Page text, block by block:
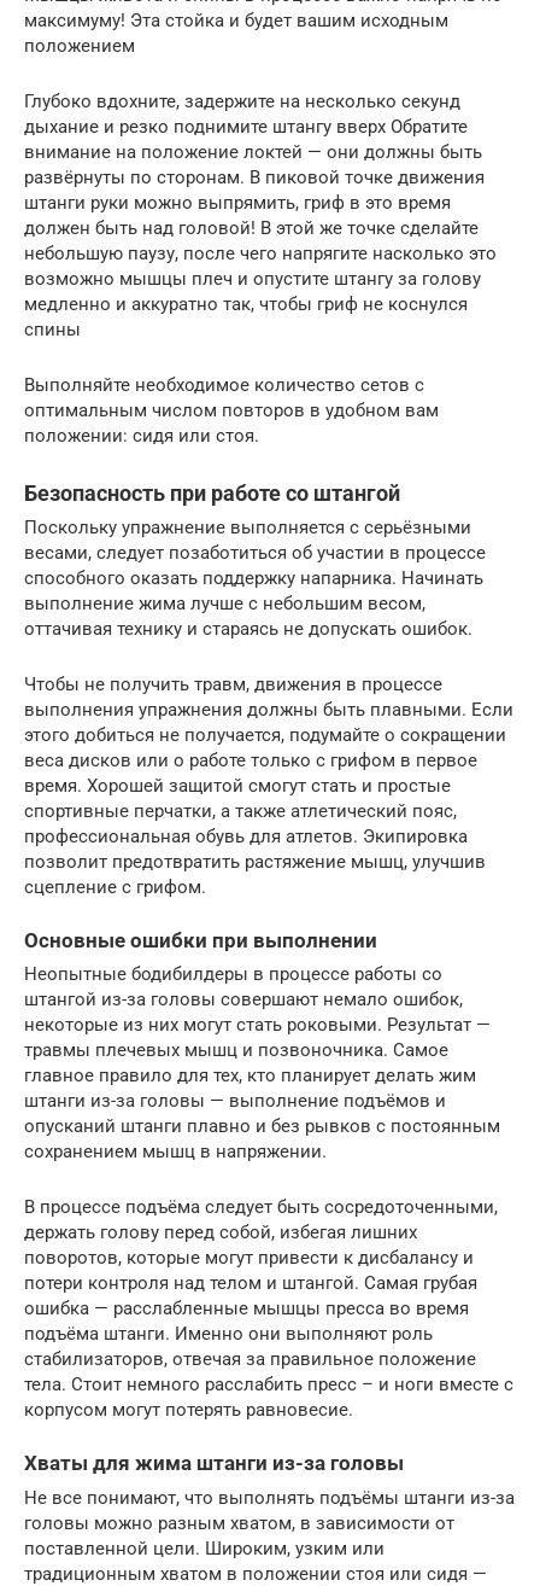
максимуму! Эта стойка и будет вашим исходным
положением
Глубоко вдохните, задержите на несколько секунд
дыхание и резко поднимите штангу вверх Обратите
внимание на положение локтей — они должны быть
развёрнуты по сторонам. В пиковой точке движения
штанги руки можно выпрямить, гриф в это время
должен быть над головой! В этой же точке сделайте
небольшую паузу, после чего напрягите насколько это
возможно мышцы плеч и опустите штангу за голову
медленно и аккуратно так, чтобы гриф не коснулся
спины
Выполняйте необходимое количество сетов с
оптимальным числом повторов в удобном вам
положении: сидя или стоя.
Безопасность при работе со штангой
Поскольку упражнение выполняется с серьёзными
весами, следует позаботиться об участии в процессе
способного оказать поддержку напарника. Начинать
выполнение жима лучше с небольшим весом,
оттачивая технику и стараясь не допускать ошибок.
Чтобы не получить травм, движения в процессе
выполнения упражнения должны быть плавными. Если
этого добиться не получается, подумайте о сокращении
веса дисков или о работе только с грифом в первое
время. Хорошей защитой смогут стать и простые
спортивные перчатки, а также атлетический пояс,
профессиональная обувь для атлетов. Экипировка
позволит предотвратить растяжение мышц, улучшив
сцепление с грифом.
Основные ошибки при выполнении
Неопытные бодибилдеры в процессе работы со
штангой из-за головы совершают немало ошибок,
некоторые из них могут стать роковыми. Результат —
травмы плечевых мышц и позвоночника. Самое
главное правило для тех, кто планирует делать жим
штанги из-за головы — выполнение подъёмов и
опусканий штанги плавно и без рывков с постоянным
сохранением мышц в напряжении.
В процессе подъёма следует быть сосредоточенными,
держать голову перед собой, избегая лишних
поворотов, которые могут привести к дисбалансу и
потери контроля над телом и штангой. Самая грубая
ошибка — расслабленные мышцы пресса во время
подъёма штанги. Именно они выполняют роль
стабилизаторов, отвечая за правильное положение
тела. Стоит немного расслабить пресс – и ноги вместе с
корпусом могут потерять равновесие.
Хваты для жима штанги из-за головы
Не все понимают, что выполнять подъёмы штанги из-за
головы можно разным хватом, в зависимости от
поставленной цели. Широким, узким или
традиционным хватом в положении стоя или сидя —